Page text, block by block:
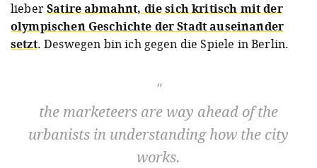
lieberSatire abmahnt, die sich kritisch mit der
olympischen Geschichte der Stadt auseinander
setzt. Deswegen bin ich gegen die Spiele in Berlin.
the marketeers are way ahead of the
urbanists in understanding how the city
works.